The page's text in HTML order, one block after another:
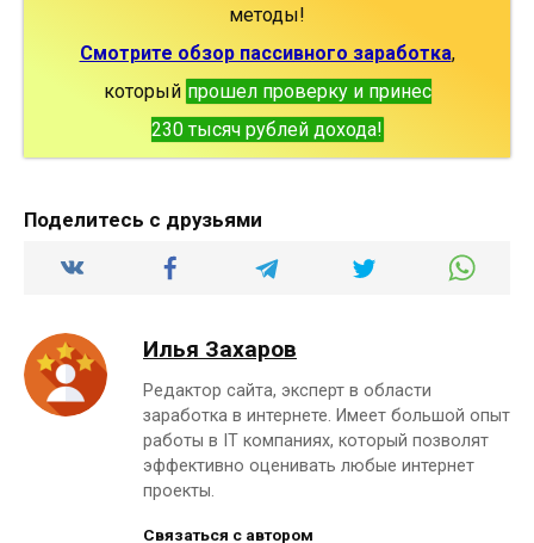
методы!
Смотрите обзор пассивного заработка,
который прошел проверку и принес
230 тысяч рублей дохода!
Поделитесь с друзьями
Илья Захаров
Редактор сайта, эксперт в области
заработка в интернете. Имеет большой опыт
работы в IT компаниях, который позволят
эффективно оценивать любые интернет
проекты.
Связаться с автором